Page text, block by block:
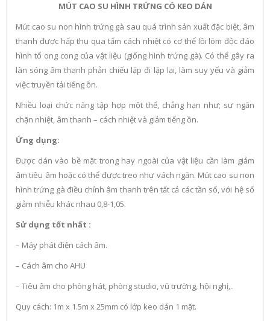
MÚT CAO SU HÌNH TRỨNG CÓ KEO DÁN
Mút cao su non hình trứng gà sau quá trình sản xuất đặc biệt, âm
thanh được hấp thụ qua tấm cách nhiệt có cơ thể lồi lõm độc đáo
hình tổ ong cong của vật liệu (giống hình trứng gà). Có thể gây ra
làn sóng âm thanh phản chiếu lặp đi lặp lại, làm suy yếu và giảm
việc truyền tải tiếng ồn.
Nhiều loại chức năng tập hợp một thể, chẳng hạn như; sự ngăn
chặn nhiệt, âm thanh – cách nhiệt và giảm tiếng ồn.
Ứng dụng:
Được dán vào bề mặt trong hay ngoài của vật liệu cần làm giảm
âm tiêu âm hoặc có thể được treo như vách ngăn. Mút cao su non
hình trứng gà điều chỉnh âm thanh trên tất cả các tần số, với hệ số
giảm nhiễu khác nhau 0,8-1,05.
Sử dụng tốt nhất :
– Máy phát điện cách âm.
– Cách âm cho AHU
– Tiêu âm cho phòng hát, phòng studio, vũ trường, hội nghị,..
Quy cách: 1m x 1.5m x 25mm có lớp keo dán 1 mặt.